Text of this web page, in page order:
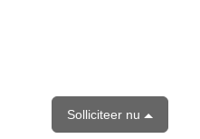
Solliciteer nu